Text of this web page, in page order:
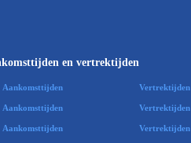
en vertrektijden
Aankomsttijden Vertrektijden
Aankomsttijden Vertrektijden
Aankomsttijden Vertrektijden